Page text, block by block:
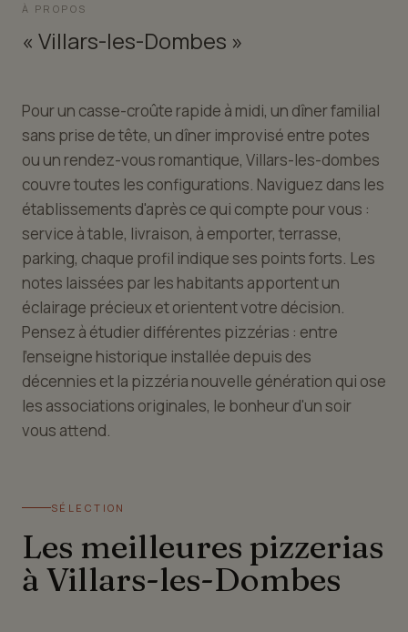
À PROPOS
« Villars-les-Dombes »
Pour un casse-croûte rapide à midi, un dîner familial
sans prise de tête, un dîner improvisé entre potes
ou un rendez-vous romantique, Villars-les-dombes
couvre toutes les configurations. Naviguez dans les
établissements d'après ce qui compte pour vous :
service à table, livraison, à emporter, terrasse,
parking, chaque profil indique ses points forts. Les
notes laissées par les habitants apportent un
éclairage précieux et orientent votre décision.
Pensez à étudier différentes pizzérias : entre
l'enseigne historique installée depuis des
décennies et la pizzéria nouvelle génération qui ose
les associations originales, le bonheur d'un soir
vous attend.
SÉLECTION
Les meilleures pizzerias
à Villars-les-Dombes